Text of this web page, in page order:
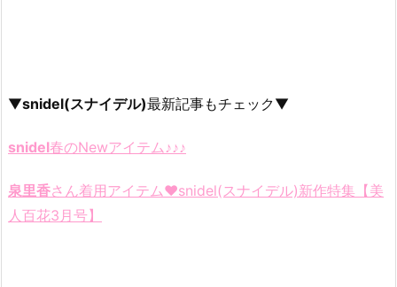
▼snidel(スナイデル)最新記事もチェック▼
snidel春のNewアイテム♪♪♪
泉里香さん着用アイテム♥snidel(スナイデル)新作特集【美
人百花3月号】